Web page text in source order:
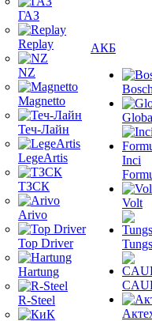
ГАЗ
Replay
NZ
Magnetto
Теч-Лайн
LegeArtis
ТЗСК
Arivo
Top Driver
Hartung
R-Steel
АКБ
Inci
Volt